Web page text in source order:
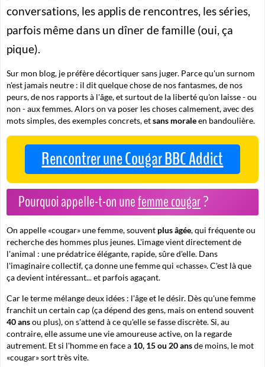
conversations, les applis de rencontres, les séries,
parfois même dans un dîner de famille (oui, ça
pique).
Sur mon blog, je préfère décortiquer sans juger. Parce qu'un surnom
n'est jamais neutre : il dit quelque chose de nos fantasmes, de nos
peurs, de nos rapports à l'âge, et surtout de la liberté qu'on laisse - ou
non - aux femmes. Alors on va poser les choses calmement, avec des
mots simples, des exemples concrets, etsans moraleen bandoulière.
Rencontrer une Cougar BBC Addict
Pourquoi appelle-t-on unefemme cougar?
On appelle «cougar» une femme, souvent plus âgée, qui fréquente ou
recherche des hommes plus jeunes. L'image vient directement de
l'animal : une prédatrice élégante, rapide, sûre d'elle. Dans
l'imaginaire collectif, ça donne une femme qui «chasse». C'est là que
ça devient intéressant... et parfois agaçant.
Car le terme mélange deux idées : l'âge et le désir. Dès qu'une femme
franchit un certain cap (ça dépend des gens, mais on entend souvent
40 ansou plus), on s'attend à ce qu'elle se fasse discrète. Si, au
contraire, elle assume une vie amoureuse active, on la regarde
autrement. Et si l'homme en face a 10, 15 ou 20 ansde moins, le mot
«cougar» sort très vite.